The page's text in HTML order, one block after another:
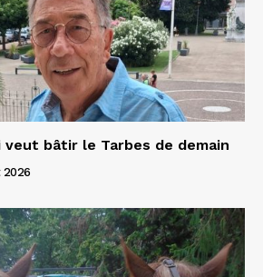
veut bâtir le Tarbes de demain
2026